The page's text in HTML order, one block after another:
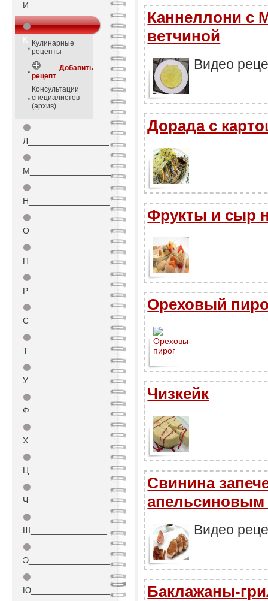
И_________________
⚫
К_________________
Кулинарные
рецепты
Добавить
рецепт
Консультации
специалистов
(архив)
⚫
Л_________________
⚫
М_________________
⚫
Н_________________
⚫
О_________________
⚫
П_________________
⚫
Р_________________
⚫
С_________________
⚫
Т_________________
⚫
У_________________
⚫
Ф_________________
⚫
Х_________________
⚫
Ц_________________
⚫
Ч_________________
⚫
Ш________________
⚫
Э_________________
⚫
Ю_________________
Каннеллони с
ветчиной
Видео
Дорада с
Фрукты и сыр
Ореховый
Чизкейк
Свинина
апельсиновым
Видео
Баклажаны-